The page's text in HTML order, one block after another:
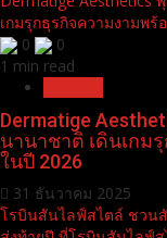
เกมรุกธุรกิจความงามพ
0
0
1 min read
Dermatige
นานาชาติ เดินเกม
ในปี 2026
31 ธันวาคม 2025
โรบินสันไลฟ์สไตล์ ชวน